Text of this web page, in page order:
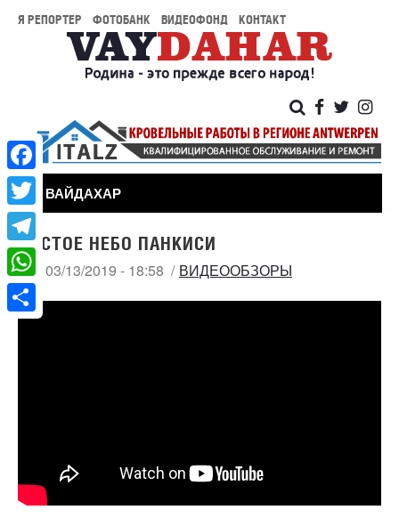
Я РЕПОРТЕР ФОТОБАНК ВИДЕОФОНД КОНТАКТ
ВАЙДАХАР
ЧИСТОЕ НЕБО ПАНКИСИ
СР, 03/13/2019 - 18:58 ВИДЕООБЗОРЫ
Facebook
Twitter
Telegram
WhatsApp
Share